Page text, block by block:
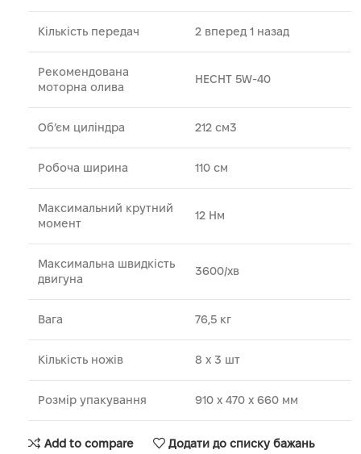
Кількість передач 2 вперед 1 назад
Рекомендована
моторна олива
HECHT 5W-40
Об’єм циліндра 212 см3
Робоча ширина 110 см
Максимальний крутний
момент
12 Нм
Максимальна швидкість
двигуна
3600/хв
Вага 76,5 кг
Кількість ножів 8 х 3 шт
Розмір упакування 910 x 470 x 660 мм
Add to compare Додати до списку бажань